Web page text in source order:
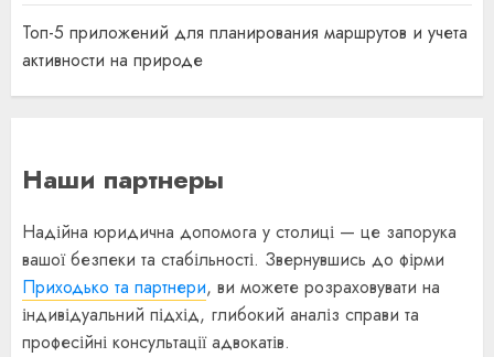
Топ-5 приложений для планирования маршрутов и учета
активности на природе
Наши партнеры
Надійна юридична допомога у столиці — це запорука
вашої безпеки та стабільності. Звернувшись до фірми
Приходько та партнери, ви можете розраховувати на
індивідуальний підхід, глибокий аналіз справи та
професійні консультації адвокатів.